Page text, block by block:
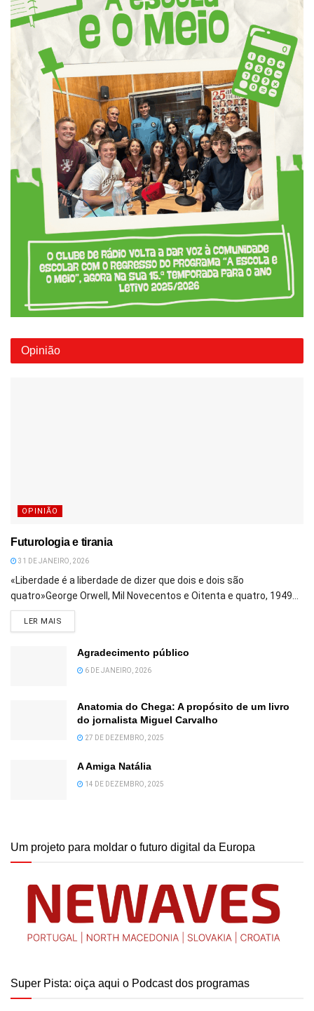
Opinião
OPINIÃO
Futurologia e tirania
31 DE JANEIRO, 2026
«Liberdade é a liberdade de dizer que dois e dois são
quatro»George Orwell, Mil Novecentos e Oitenta e quatro, 1949...
LER MAIS
Agradecimento público
6 DE JANEIRO, 2026
Anatomia do Chega: A propósito de um livro
do jornalista Miguel Carvalho
27 DE DEZEMBRO, 2025
A Amiga Natália
14 DE DEZEMBRO, 2025
Um projeto para moldar o futuro digital da Europa
Super Pista: oiça aqui o Podcast dos programas